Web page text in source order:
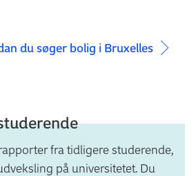
du søger bolig i Bruxelles
fra tidligere studerende,
på universitetet. Du